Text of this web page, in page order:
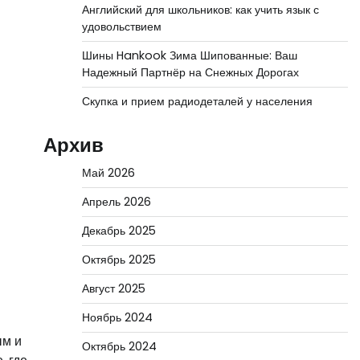
и
Английский для школьников: как учить язык с
удовольствием
Шины Hankook Зима Шипованные: Ваш
Надежный Партнёр на Снежных Дорогах
Скупка и прием радиодеталей у населения
Архив
Май 2026
Апрель 2026
Декабрь 2025
Октябрь 2025
Август 2025
Ноябрь 2024
Октябрь 2024